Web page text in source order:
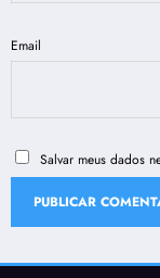
Email
Salvar meus dados